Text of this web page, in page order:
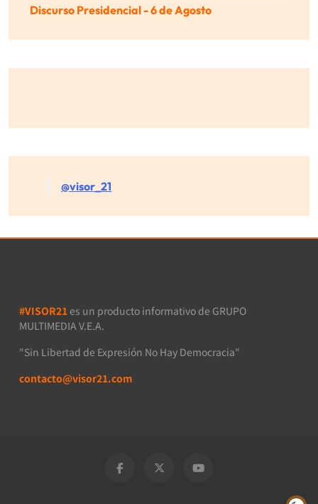
Discurso Presidencial - 6 de Agosto
@visor_21
#VISOR21 es un producto informativo de GRUPO
MULTIMEDIA V.E.A.
"Sin Libertad de Expresión No Hay Democracia"
contacto@visor21.com